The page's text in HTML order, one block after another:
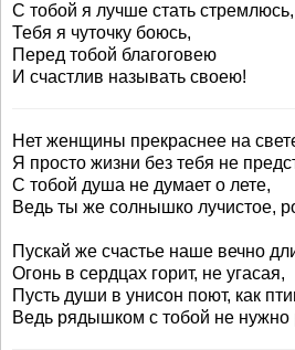
С тобой я лучше стать стремлюсь,
Тебя я чуточку боюсь,
Перед тобой благоговею
И счастлив называть своею!
Нет женщины прекраснее на
Я просто жизни без тебя не
С тобой душа не думает о лете,
Ведь ты же солнышко лучистое,
Пускай же счастье наше вечно
Огонь в сердцах горит, не угасая,
Пусть души в унисон поют, как
Ведь рядышком с тобой не нужно